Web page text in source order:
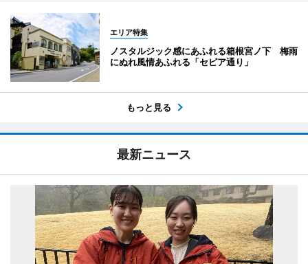
エリア特集
ノスタルジック感にあふれる箱根宮ノ下 梅雨
にぬれ風情あふれる「セピア通り」
もっと見る
最新ニュース